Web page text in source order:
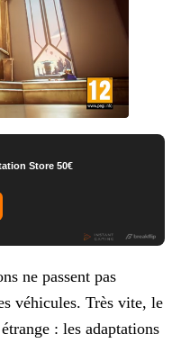
Store 50€
ne passent pas
véhicules. Très vite, le
: les adaptations